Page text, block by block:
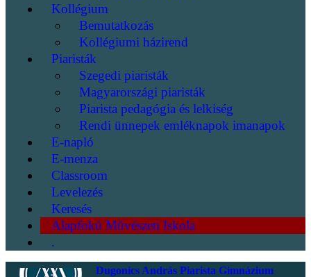
Kollégium
Bemutatkozás
Kollégiumi házirend
Piaristák
Szegedi piaristák
Magyarországi piaristák
Piarista pedagógia és lelkiség
Rendi ünnepek emléknapok imanapok
E-napló
E-menza
Classroom
Levelezés
Keresés
Alapfokú Művészeti Iskola
.
Dugonics András Piarista Gimnázium